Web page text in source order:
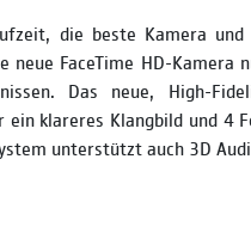
die beste Kamera
FaceTime HD-Kamera
Das neue, High-
klareres Klangbild und 4
unterstützt auch 3D